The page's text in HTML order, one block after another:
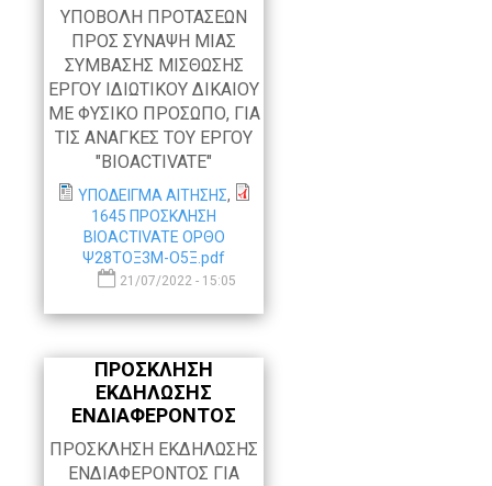
ΥΠΟΒΟΛΗ ΠΡΟΤΑΣΕΩΝ
ΠΡΟΣ ΣΥΝΑΨΗ ΜΙΑΣ
ΣΥΜΒΑΣΗΣ ΜΙΣΘΩΣΗΣ
ΕΡΓΟΥ ΙΔΙΩΤΙΚΟΥ ΔΙΚΑΙΟΥ
ΜΕ ΦΥΣΙΚΟ ΠΡΟΣΩΠΟ, ΓΙΑ
ΤΙΣ ΑΝΑΓΚΕΣ ΤΟΥ ΕΡΓΟΥ
"BIOACTIVATE"
ΥΠΟΔΕΙΓΜΑ ΑΙΤΗΣΗΣ,
1645 ΠΡΟΣΚΛΗΣΗ
BIOACTIVATE ΟΡΘΟ
Ψ28ΤΟΞ3Μ-Ο5Ξ.pdf
21/07/2022 - 15:05
ΠΡΟΣΚΛΗΣΗ
ΕΚΔΗΛΩΣΗΣ
ΕΝΔΙΑΦΕΡΟΝΤΟΣ
ΠΡΟΣΚΛΗΣΗ ΕΚΔΗΛΩΣΗΣ
ΕΝΔΙΑΦΕΡΟΝΤΟΣ ΓΙΑ